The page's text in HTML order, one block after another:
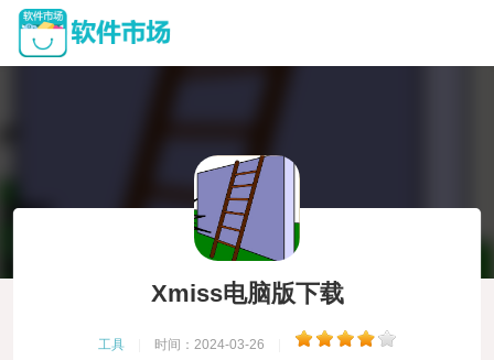
Xmiss电脑版下载
工具 时间：2024-03-26